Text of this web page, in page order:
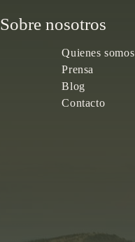
Sobre nosotros
Quienes somos
Prensa
Blog
Contacto